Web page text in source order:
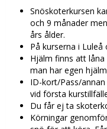
kommit
mängd
Snöskoterkursen
och 9 månader
års ålder.
På kurserna i
Hjälm finns att
man har egen
ID-kort/Pass/
vid första
Du får ej ta
Körningar